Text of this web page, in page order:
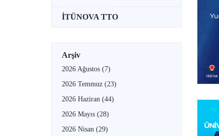
İTÜNOVA TTO
Arşiv
2026 Ağustos (7)
2026 Temmuz (23)
2026 Haziran (44)
2026 Mayıs (28)
2026 Nisan (29)